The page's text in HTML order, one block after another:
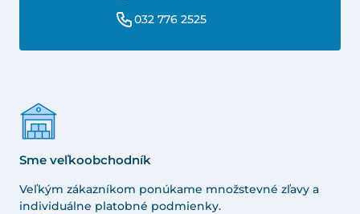
032 776 2525
Sme veľkoobchodník
Veľkým zákazníkom ponúkame množstevné zľavy a
individuálne platobné podmienky.